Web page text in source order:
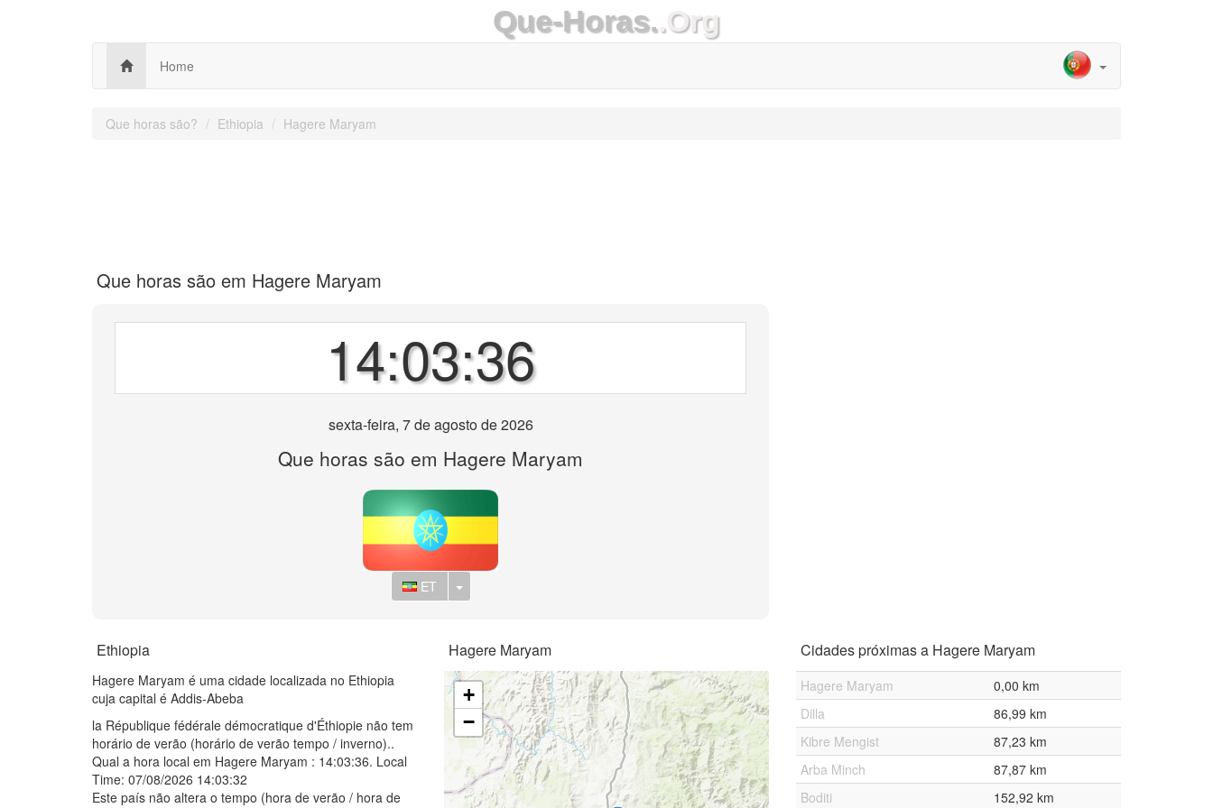
Que-Horas..Org
Home
Que horas são? Ethiopia Hagere Maryam
Que horas são em Hagere Maryam
14:03:36
sexta-feira, 7 de agosto de 2026
Que horas são em Hagere Maryam
ET Toggle Dropdown
Ethiopia
Hagere Maryam é uma cidade localizada no Ethiopia
cuja capital é Addis-Abeba
la République fédérale démocratique d'Éthiopie não tem
horário de verão (horário de verão tempo / inverno)..
Qual a hora local em Hagere Maryam : 14:03:36. Local
Time: 07/08/2026 14:03:32
Este país não altera o tempo (hora de verão / hora de
Hagere Maryam
+
−
Cidades próximas a Hagere Maryam
Hagere Maryam
0,00 km
Dilla
86,99 km
Kibre Mengist
87,23 km
Arba Minch
87,87 km
Boditi
152,92 km